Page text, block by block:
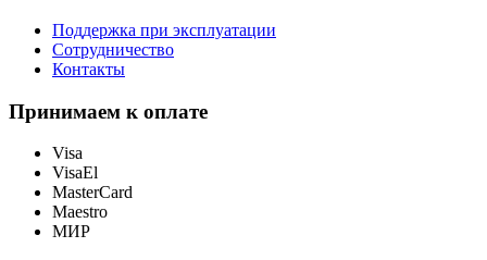
Поддержка при эксплуатации
Сотрудничество
Контакты
Принимаем к оплате
Visa
VisaEl
MasterCard
Maestro
МИР